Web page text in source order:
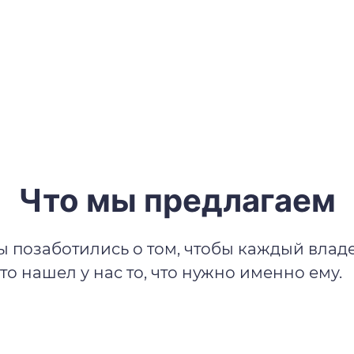
Что мы предлагаем
позаботились о том, чтобы каждый
нашел у нас то, что нужно именно ему.